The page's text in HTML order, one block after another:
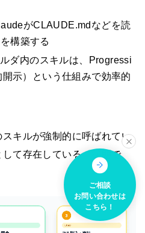
がCLAUDE.mdなどを読
構築する
ダ内のスキルは、Progressi
示）という仕組みで効率的
キルが強制的に呼ばれてい
て存在している」状態で
ご相談
お問い合わせは
こちら！